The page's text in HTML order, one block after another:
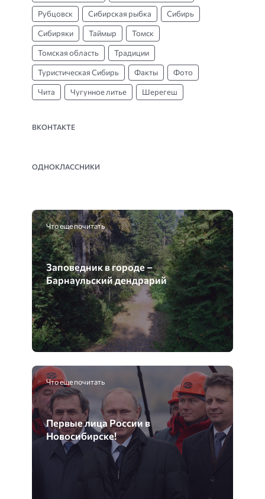
Рубцовск Сибирская рыбка Сибирь
Сибиряки Таймыр Томск
Томская область Традиции
Туристическая Сибирь Факты Фото
Чита Чугунное литье Шерегеш
ВКОНТАКТЕ
ОДНОКЛАССНИКИ
Что еще почитать
Заповедник в городе –
Барнаульский дендрарий
Что еще почитать
Первые лица России в
Новосибирске!